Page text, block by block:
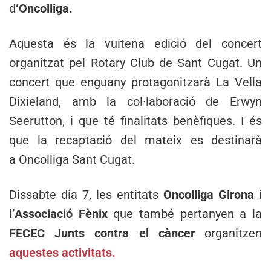
d‘Oncolliga.
Aquesta és la vuitena edició del concert
organitzat pel Rotary Club de Sant Cugat. Un
concert que enguany protagonitzarà La Vella
Dixieland, amb la col·laboració de Erwyn
Seerutton, i que té finalitats benèfiques. I és
que la recaptació del mateix es destinarà
a Oncolliga Sant Cugat.
Dissabte dia 7, les entitats Oncolliga Girona i
l’Associació Fènixque també pertanyen a la
FECEC Junts contra el càncerorganitzen
aquestes activitats.